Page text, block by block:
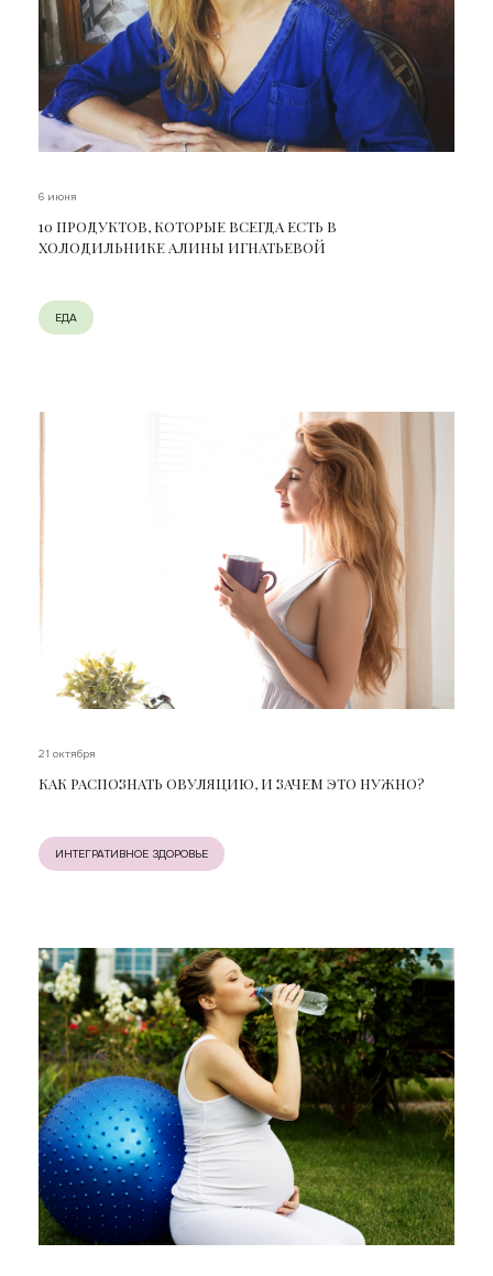
6 июня
10 ПРОДУКТОВ, КОТОРЫЕ ВСЕГДА ЕСТЬ В
ХОЛОДИЛЬНИКЕ АЛИНЫ ИГНАТЬЕВОЙ
ЕДА
21 октября
КАК РАСПОЗНАТЬ ОВУЛЯЦИЮ, И ЗАЧЕМ ЭТО НУЖНО?
ИНТЕГРАТИВНОЕ ЗДОРОВЬЕ